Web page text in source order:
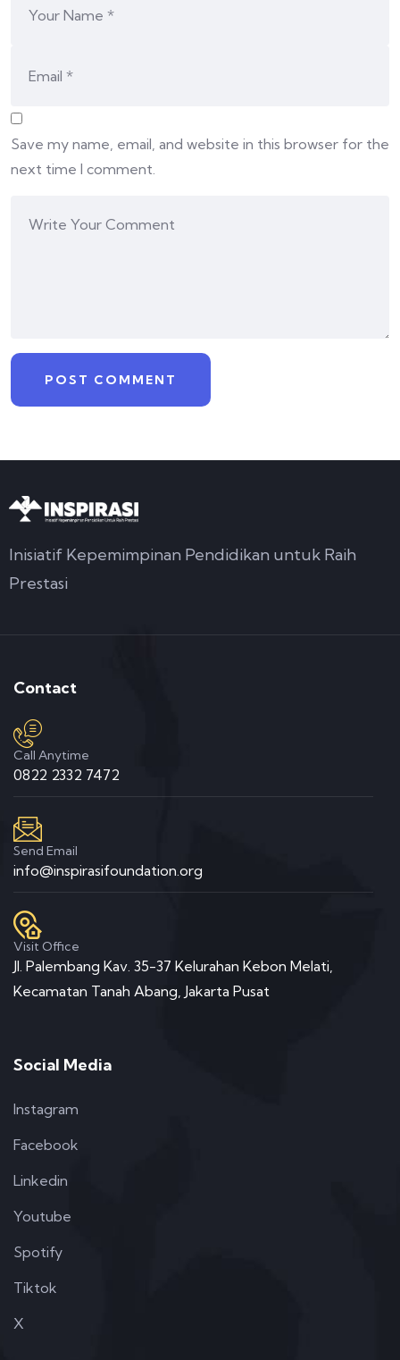
Save my name, email, and website in this browser for the
next time I comment.
Inisiatif Kepemimpinan Pendidikan untuk Raih
Prestasi
Contact
Call Anytime
0822 2332 7472
Send Email
info@inspirasifoundation.org
Visit Office
Jl. Palembang Kav. 35-37 Kelurahan Kebon Melati,
Kecamatan Tanah Abang, Jakarta Pusat
Social Media
Instagram
Facebook
Linkedin
Youtube
Spotify
Tiktok
X